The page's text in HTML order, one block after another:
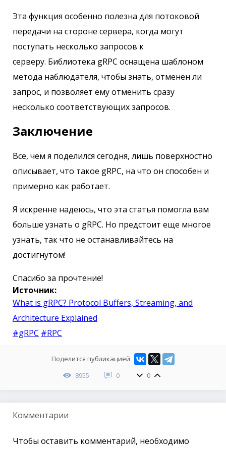
Эта функция особенно полезна для потоковой
передачи на стороне сервера, когда могут
поступать несколько запросов к
серверу. Библиотека gRPC оснащена шаблоном
метода наблюдателя, чтобы знать, отменен ли
запрос, и позволяет ему отменить сразу
несколько соответствующих запросов.
Заключение
Все, чем я поделился сегодня, лишь поверхностно
описывает, что такое gRPC, на что он способен и
примерно как работает.
Я искренне надеюсь, что эта статья помогла вам
больше узнать о gRPC. Но предстоит еще многое
узнать, так что не останавливайтесь на
достигнутом!
Спасибо за прочтение!
Источник:
What is gRPC? Protocol Buffers, Streaming, and
Architecture Explained
#gRPC #RPC
Поделится публикацией
8955
0 0
Комментарии
Чтобы оставить комментарий, необходимо